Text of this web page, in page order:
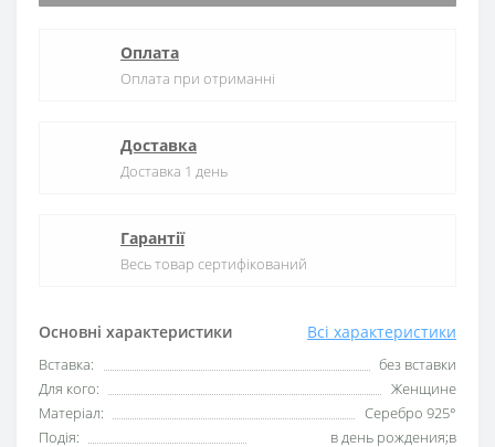
Основні характеристики Всі характеристики
Вставка:
без вставки
Для кого:
Женщине
Матеріал:
Серебро 925°
Подія:
в день рождения;в
Оплата
Оплата при отриманні
Доставка
Доставка 1 день
Гарантії
Весь товар сертифікований